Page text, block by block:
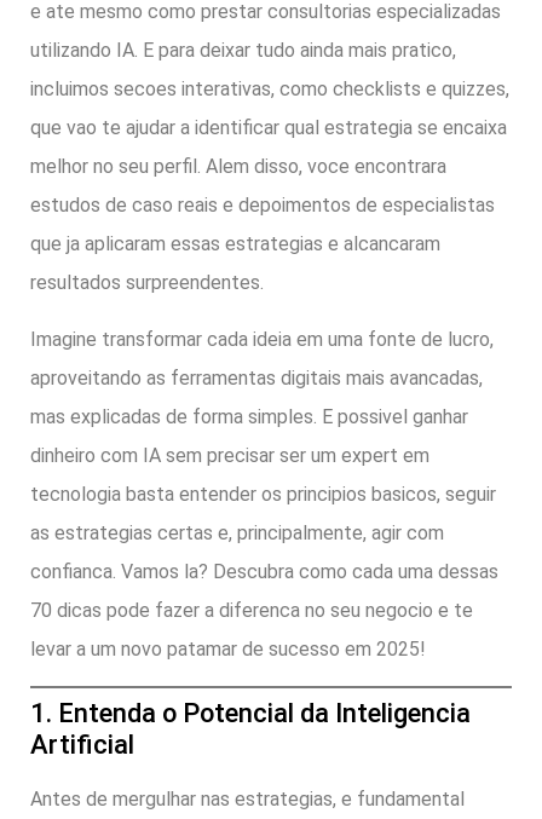
e ate mesmo como prestar consultorias especializadas
utilizando IA. E para deixar tudo ainda mais pratico,
incluimos secoes interativas, como checklists e quizzes,
que vao te ajudar a identificar qual estrategia se encaixa
melhor no seu perfil. Alem disso, voce encontrara
estudos de caso reais e depoimentos de especialistas
que ja aplicaram essas estrategias e alcancaram
resultados surpreendentes.
Imagine transformar cada ideia em uma fonte de lucro,
aproveitando as ferramentas digitais mais avancadas,
mas explicadas de forma simples. E possivel ganhar
dinheiro com IA sem precisar ser um expert em
tecnologia basta entender os principios basicos, seguir
as estrategias certas e, principalmente, agir com
confianca. Vamos la? Descubra como cada uma dessas
70 dicas pode fazer a diferenca no seu negocio e te
levar a um novo patamar de sucesso em 2025!
1. Entenda o Potencial da Inteligencia
Artificial
Antes de mergulhar nas estrategias, e fundamental